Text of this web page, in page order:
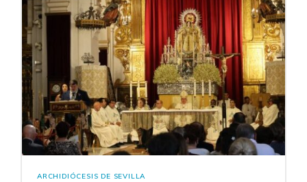
ARCHIDIÓCESIS DE SEVILLA